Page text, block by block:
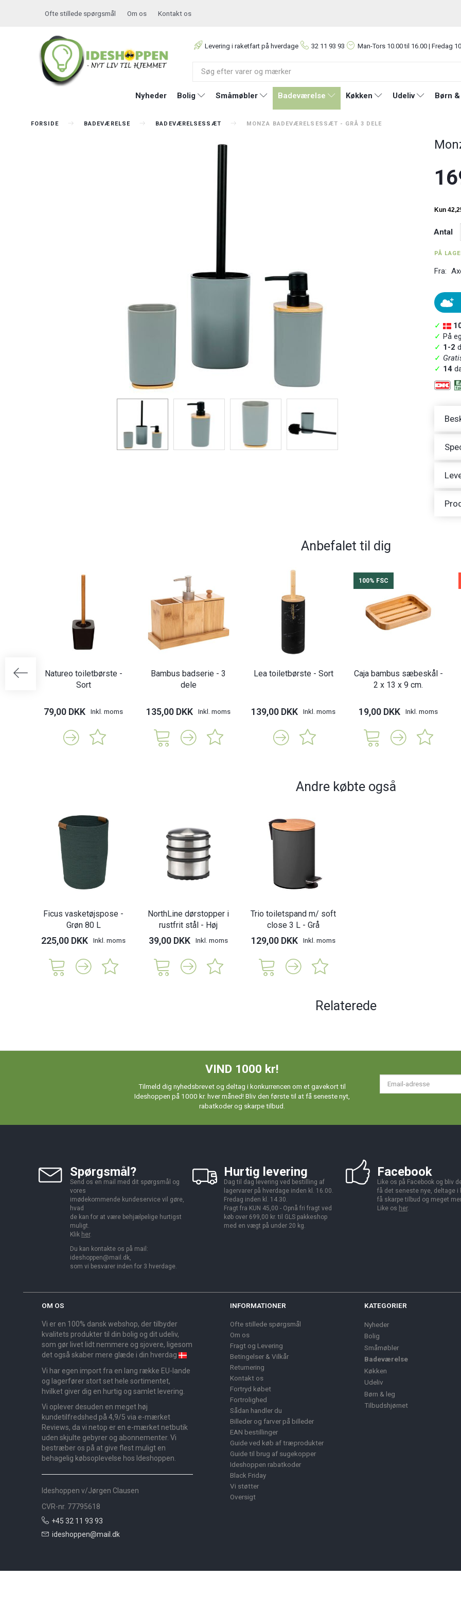
Ofte stillede spørgsmål Om os Kontakt os
Levering i raketfart på hverdage 32 11 93 93 Man-Tors 10.00 til 16.00 | Fredag
Nyheder Bolig Småmøbler Badeværelse Køkken Udeliv Børn
FORSIDE BADEVÆRELSE BADEVÆRELSESSÆT MONZA BADEVÆRELSESSÆT - GRÅ 3 DELE
Antal
PÅ
Fra:
✓
✓ På
✓ 1-2
✓
✓ 14
Anbefalet til dig
Natureo toiletbørste -
Sort
79,00 DKK Inkl. moms
Bambus badserie - 3
dele
135,00 DKK Inkl. moms
Lea toiletbørste - Sort
139,00 DKK Inkl. moms
100% FSC
Caja bambus sæbeskål -
2 x 13 x 9 cm.
19,00 DKK Inkl. moms
Andre købte også
Ficus vasketøjspose -
Grøn 80 L
225,00 DKK Inkl. moms
NorthLine dørstopper i
rustfrit stål - Høj
39,00 DKK Inkl. moms
Trio toiletspand m/ soft
close 3 L - Grå
129,00 DKK Inkl. moms
Relaterede
VIND 1000 kr!
Tilmeld dig nyhedsbrevet og deltag i konkurrencen om et gavekort til
Ideshoppen på 1000 kr. hver måned! Bliv den første til at få seneste nyt,
rabatkoder og skarpe tilbud.
Spørgsmål?
Send os en mail med dit spørgsmål og
vores
imødekommende kundeservice vil gøre,
hvad
de kan for at være behjælpelige hurtigst
muligt.
Klik her.
Du kan kontakte os på mail:
ideshoppen@mail.dk,
som vi besvarer inden for 3 hverdage.
Hurtig levering
Dag til dag levering ved bestilling af
lagervarer på hverdage inden kl. 16.00.
Fredag inden kl. 14.30.
Fragt fra KUN 45,00 - Opnå fri fragt ved
køb over 699,00 kr. til GLS pakkeshop
med en vægt på under 20 kg.
Facebook
Like os på Facebook og bliv
få det seneste nye, deltage i
få skarpe tilbud og meget
Like os her.
OM OS
Vi er en 100% dansk webshop, der tilbyder
kvalitets produkter til din bolig og dit udeliv,
som gør livet lidt nemmere og sjovere, ligesom
det også skaber mere glæde i din hverdag
Vi har egen import fra en lang række EU-lande
og lagerfører stort set hele sortimentet,
hvilket giver dig en hurtig og samlet levering.
Vi oplever desuden en meget høj
kundetilfredshed på 4,9/5 via e-mærket
Reviews, da vi netop er en e-mærket netbutik
uden skjulte gebyrer og abonnementer. Vi
bestræber os på at give flest muligt en
behagelig købsoplevelse hos Ideshoppen.
Ideshoppen v/Jørgen Clausen
CVR-nr. 77795618
+45 32 11 93 93
ideshoppen@mail.dk
INFORMATIONER
Ofte stillede spørgsmål
Om os
Fragt og Levering
Betingelser & Vilkår
Returnering
Kontakt os
Fortryd købet
Fortrolighed
Sådan handler du
Billeder og farver på billeder
EAN bestillinger
Guide ved køb af træprodukter
Guide til brug af sugekopper
Ideshoppen rabatkoder
Black Friday
Vi støtter
Oversigt
KATEGORIER
Nyheder
Bolig
Småmøbler
Badeværelse
Køkken
Udeliv
Børn & leg
Tilbudshjørnet